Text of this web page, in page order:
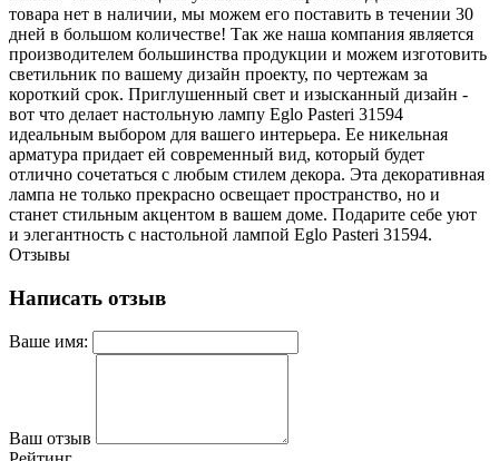
товара нет в наличии, мы можем его поставить в течении 30
дней в большом количестве! Так же наша компания является
производителем большинства продукции и можем изготовить
светильник по вашему дизайн проекту, по чертежам за
короткий срок. Приглушенный свет и изысканный дизайн -
вот что делает настольную лампу Eglo Pasteri 31594
идеальным выбором для вашего интерьера. Ее никельная
арматура придает ей современный вид, который будет
отлично сочетаться с любым стилем декора. Эта декоративная
лампа не только прекрасно освещает пространство, но и
станет стильным акцентом в вашем доме. Подарите себе уют
и элегантность с настольной лампой Eglo Pasteri 31594.
Отзывы
Написать отзыв
Ваше имя:
Ваш отзыв